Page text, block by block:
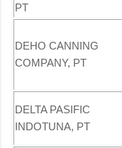
PT
DEHO CANNING
COMPANY, PT
DELTA PASIFIC
INDOTUNA, PT